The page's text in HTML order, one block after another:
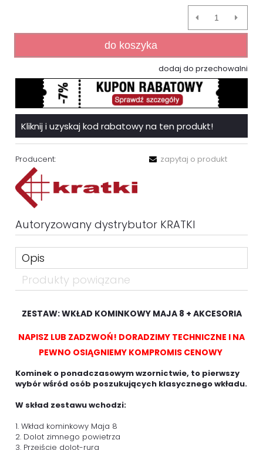
do koszyka
dodaj do przechowalni
Kliknij i uzyskaj kod rabatowy na ten produkt!
Producent: zapytaj o produkt
Autoryzowany dystrybutor KRATKI
Opis
Produkty powiązane
ZESTAW: WKŁAD KOMINKOWY MAJA 8 + AKCESORIA
NAPISZ LUB ZADZWOŃ! DORADZIMY TECHNICZNE I NA
PEWNO OSIĄGNIEMY KOMPROMIS CENOWY
Kominek o ponadczasowym wzornictwie, to pierwszy
wybór wśród osób poszukujących klasycznego wkładu.
W skład zestawu wchodzi:
1. Wkład kominkowy Maja 8
2. Dolot zimnego powietrza
3. Przejście dolot-rura